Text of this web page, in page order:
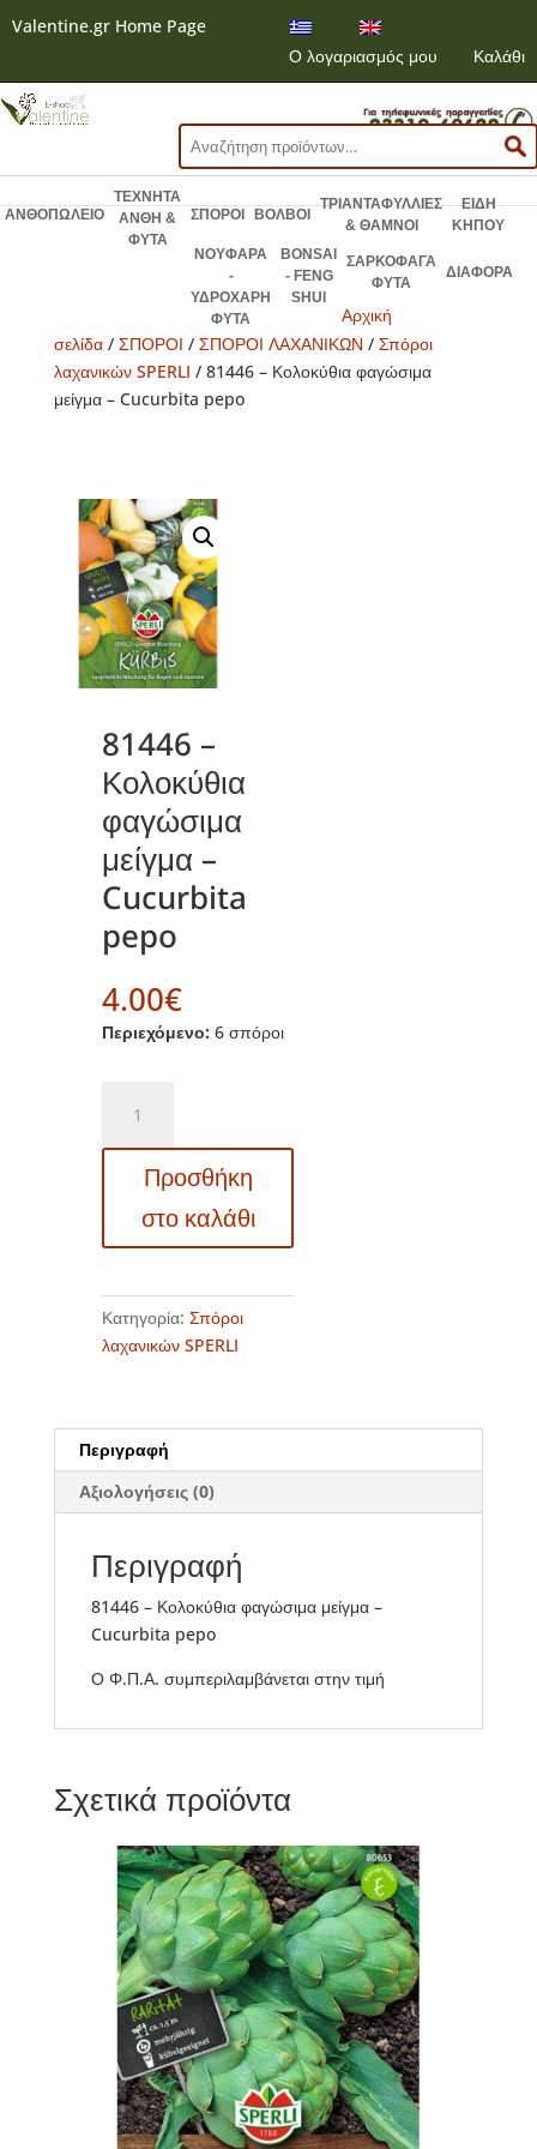
Valentine.gr Home Page
Ο λογαριασμός μου
Καλάθι
Αναζήτηση
για:
ΑΝΘΟΠΩΛΕΙΟ
ΤΕΧΝΗΤΑ
ΑΝΘΗ &
ΦΥΤΑ
ΣΠΟΡΟΙ ΒΟΛΒΟΙ
ΤΡΙΑΝΤΑΦΥΛΛΙΕΣ
& ΘΑΜΝΟΙ
ΕΙΔΗ
ΚΗΠΟΥ
ΝΟΥΦΑΡΑ
-
ΥΔΡΟΧΑΡΗ
ΦΥΤΑ
BONSAI
- FENG
SHUI
ΣΑΡΚΟΦΑΓΑ
ΦΥΤΑ
ΔΙΑΦΟΡΑ
Αρχική
σελίδα/ ΣΠΟΡΟΙ / ΣΠΟΡΟΙ ΛΑΧΑΝΙΚΩΝ / Σπόροι
λαχανικών SPERLI / 81446 – Κολοκύθια φαγώσιμα
μείγμα – Cucurbita pepo
81446 –
Κολοκύθια
φαγώσιμα
μείγμα –
Cucurbita
pepo
4.00€
Περιεχόμενο: 6 σπόροι
Κολοκύθια
φαγώσιμα
ποσότητα
Προσθήκη
στο καλάθι
Κατηγορία: Σπόροι
λαχανικών SPERLI
Περιγραφή
Αξιολογήσεις (0)
Περιγραφή
81446 – Κολοκύθια φαγώσιμα μείγμα –
Cucurbita pepo
Ο Φ.Π.Α. συμπεριλαμβάνεται στην τιμή
Σχετικά προϊόντα